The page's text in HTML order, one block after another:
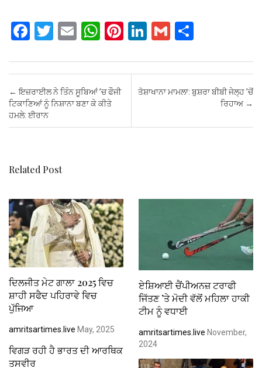
F
ce
b
o
o
T
tt
er
E
ail
W
at
s
A
p
Pi
er
es
Li
ke
dI
G
ail ar
e
Post navigation
← ਇਜ਼ਰਾਈਲ ਨੇ ਤਿੰਨ ਸੂਬਿਆਂ ’ਚ ਫੌਜੀ
ਟਿਕਾਣਿਆਂ ਨੂੰ ਨਿਸ਼ਾਨਾ ਬਣਾ ਕੇ ਕੀਤੇ
ਹਮਲੇ: ਈਰਾਨ
ਤੋਸ਼ਾਖਾਨਾ ਮਾਮਲਾ: ਬੁਸ਼ਰਾ ਬੀਬੀ ਜੇਲ੍ਹ ’ਚੋਂ
ਰਿਹਾਅ →
Related Post
ਦਿਲਜੀਤ ਮੇਟ ਗਾਲਾ 2025 ਵਿਚ
ਸ਼ਾਹੀ ਸਫੈਦ ਪਹਿਰਾਵੇ ਵਿਚ
ਪੁੱਜਿਆ
amritsartimes.live May, 2025
ਏਸ਼ਿਆਈ ਚੈਂਪੀਅਨਜ਼ ਟਰਾਫੀ
ਜਿੱਤਣ ’ਤੇ ਮੋਦੀ ਵੱਲੋਂ ਮਹਿਲਾ ਹਾਕੀ
ਟੀਮ ਨੂੰ ਵਧਾਈ
amritsartimes.live November,
2024
ਵਿਗੜ ਰਹੀ ਹੈ ਭਾਰਤ ਦੀ ਆਰਥਿਕ
ਤਸਵੀਰ